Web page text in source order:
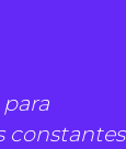
constantes